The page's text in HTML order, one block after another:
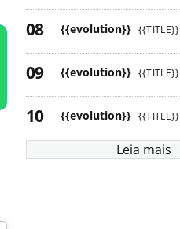
{{evolution}} {{TITLE}}
{{evolution}} {{TITLE}}
{{evolution}} {{TITLE}}
Leia mais